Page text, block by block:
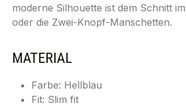
moderne Silhouette ist dem Schnitt
oder die Zwei-Knopf-Manschetten.
MATERIAL
Farbe: Hellblau
Fit: Slim fit